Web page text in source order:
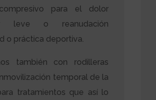
para el dolor
leve o reanudación
o práctica deportiva.
también con rodilleras
temporal de la
tratamientos que así lo